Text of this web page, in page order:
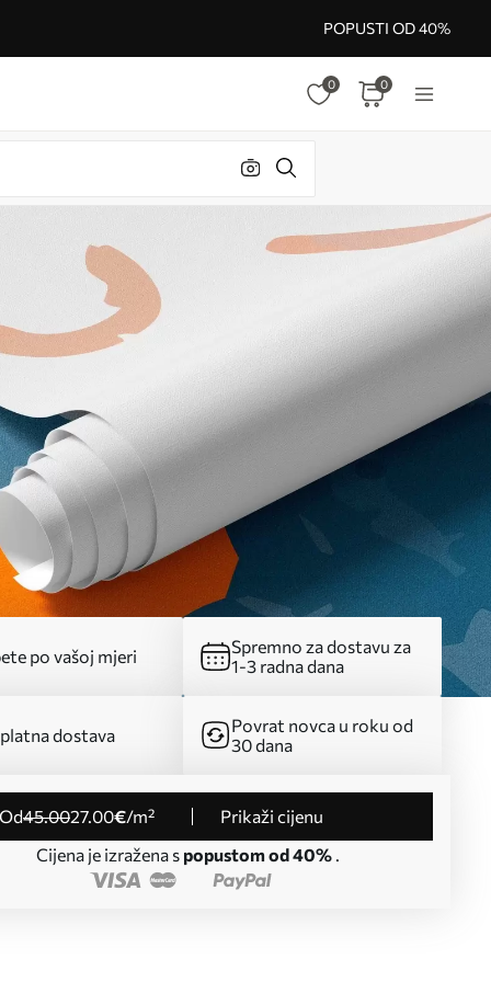
POPUSTI OD 40%
0 0
po vašoj mjeri
Spremno za dostavu za
1-3 radna dana
dostava
Povrat novca u roku od
30 dana
od45.0027.00€/m²
Prikaži cijenu
Cijena je izražena s popustom od 40%.